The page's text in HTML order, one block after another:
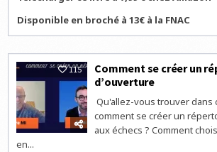
Disponible en broché à 13€ à la FNAC
115
Comment se créer un
d’ouverture
Qu'allez-vous trouver dans
comment se créer un
aux échecs ? Comment
en...